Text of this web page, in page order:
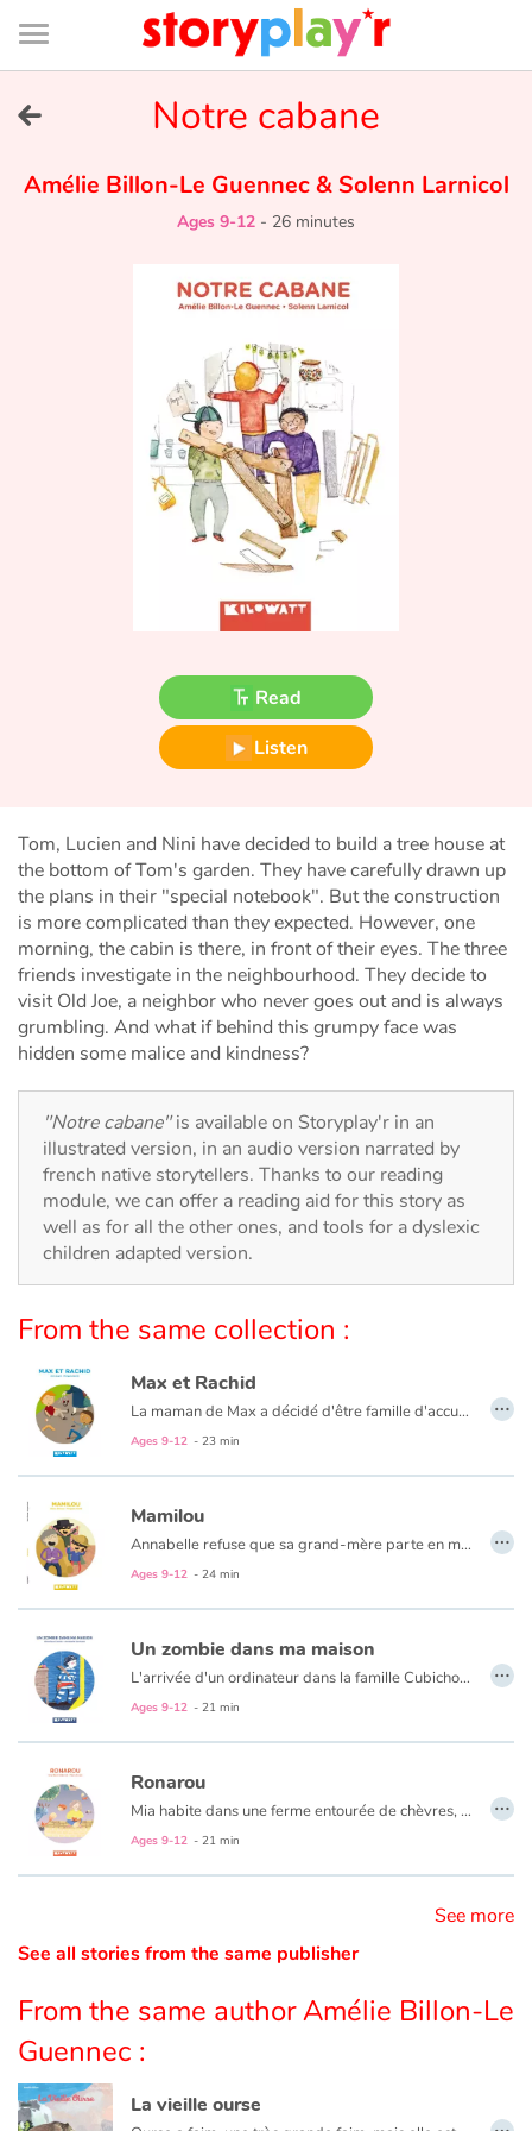
Connexion
Bibliothèque
de
page
Tales and classics in french
Fable, myth, literature and poetry
Princesses and princes, kings, queens and dragons
Heroines and Heroes
The animals
Travel, epic, investigation, adventure
Around the world
Learning
Documentaries
With the family
Daily life and hobbies
Festivals and events
Love and friendship
Social issues
Emotions and feelings
Formats and illustrations
Catalogue anglais
Contraste +
Help
Home
Libraries
Videos & Tutorials
Notre cabane
Amélie Billon-Le Guennec&Solenn Larnicol
Ages 9-12 - 26 minutes
Read
Listen
Tom, Lucien and Nini have decided to build a tree house at
the bottom of Tom's garden. They have carefully drawn up
the plans in their "special notebook". But the construction
is more complicated than they expected. However, one
morning, the cabin is there, in front of their eyes. The three
friends investigate in the neighbourhood. They decide to
visit Old Joe, a neighbor who never goes out and is always
grumbling. And what if behind this grumpy face was
hidden some malice and kindness?
"Notre cabane"is available on Storyplay'r in an
illustrated version, in an audio version narrated by
french native storytellers. Thanks to our reading
module, we can offer a reading aid for this story as
well as for all the other ones, and tools for a dyslexic
children adapted version.
From the same collection :
Max et Rachid
La maman de Max a décidé d'être famille d'accueil le temps des vacances d'été. "Il faut savoir partager" dit-elle. Rachid, le même âge que Max, débarque un beau jour à la campagne. Campagne/Ville ou Bouseu/Rebeu ? Beaucoup de choses les opposent à priori mais deux garçons de 10 ans ça peut aussi avoir de nombreux points communs.
Ages 9-12 - 23 min
…
Mamilou
Annabelle refuse que sa grand-mère parte en maison de retraite : hors de question qu'elle finisse comme un pot de fleur pas assez arrosé ! Avec son meilleur copain Léo, elle organise alors la cavale de Mamilou, tandis que son père, inquiet, traque la fugitive. Mais le vieux Gustave découvre leur planque. Heureusement, il pourrait bien avoir une solution pour son amie d'enfance.
Ages 9-12 - 24 min
…
Un zombie dans ma maison
L'arrivée d'un ordinateur dans la famille Cubichou est une révolution ! Julien ne peut plus se passer d'internet, des réseaux sociaux, des blogs et de ses nouveaux "amis". Encore faut-il savoir qui se cache derrière l'écran...
Ages 9-12 - 21 min
…
Ronarou
Mia habite dans une ferme entourée de chèvres, de poules et de lapins. Un jour, elle se prend de passion pour un petit animal sauvage, une renarde. Avec sa copine Lilou, elle la suit jusqu'à sa tanière dans la forêt, et découvre, émerveillée, trois petites boules de poils rouges. Mais les chasseurs ne sont pas loin.
Ages 9-12 - 21 min
…
See more
See all stories from the same publisher
From the same author Amélie Billon-Le
Guennec :
La vieille ourse
…